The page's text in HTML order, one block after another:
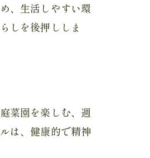
、生活しやすい環
しを後押ししま
菜園を楽しむ、週
は、健康的で精神